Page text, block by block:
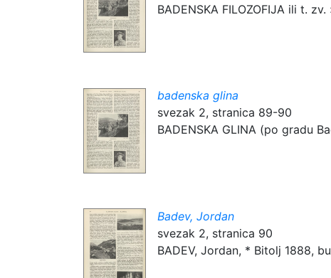
BADENSKA FILOZOFIJA ili t.
badenska glina
svezak 2, stranica 89-90
BADENSKA GLINA (po gradu
Badev, Jordan
svezak 2, stranica 90
BADEV, Jordan, * Bitolj 1888,